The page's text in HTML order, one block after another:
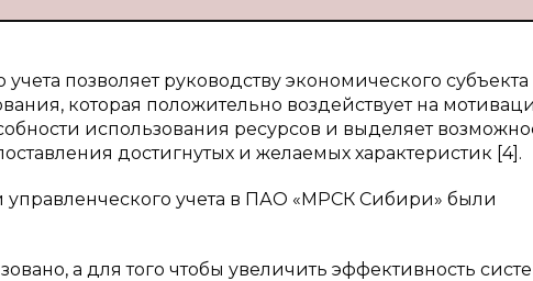
позволяет руководству экономического субъекта
которая положительно воздействует на
использования ресурсов и выделяет
достигнутых и желаемых характеристик [4].
учета в ПАО «МРСК Сибири» были
а для того чтобы увеличить эффективность